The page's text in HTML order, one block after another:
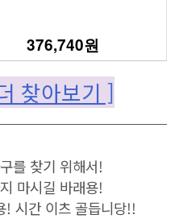
376,740원
찾아보기 ]
를 찾기 위해서!
마시길 바래용!
! 시간 이츠 골듭니당!!